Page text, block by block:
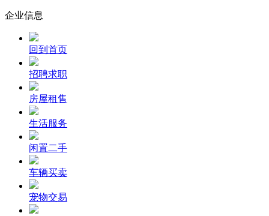
企业信息
回到首页
招聘求职
房屋租售
生活服务
闲置二手
车辆买卖
宠物交易